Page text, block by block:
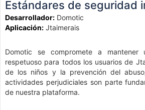
Estándares de seguridad
Desarrollador: Domotic
Aplicación: Jtaimerais
Domotic se compromete a
respetuoso para todos los usuarios de
de los niños y la prevención del
actividades perjudiciales son parte
de nuestra plataforma.